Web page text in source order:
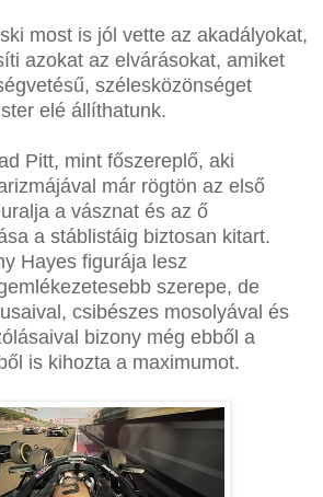
most is jól vette az akadályokat,
azokat az elvárásokat, amiket
szélesközönséget
elé állíthatunk.
Pitt, mint főszereplő, aki
már rögtön az első
a vásznat és az ő
a stáblistáig biztosan kitart.
Hayes figurája lesz
szerepe, de
csibészes mosolyával és
bizony még ebből a
is kihozta a maximumot.